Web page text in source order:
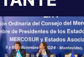
Tu sei qui: